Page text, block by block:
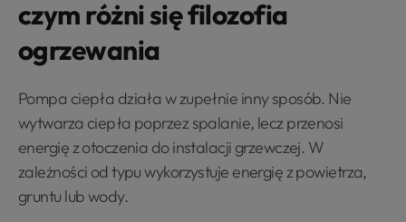
czym różni się filozofia
ogrzewania
Pompa ciepła działa w zupełnie inny sposób. Nie
wytwarza ciepła poprzez spalanie, lecz przenosi
energię z otoczenia do instalacji grzewczej. W
zależności od typu wykorzystuje energię z powietrza,
gruntu lub wody.